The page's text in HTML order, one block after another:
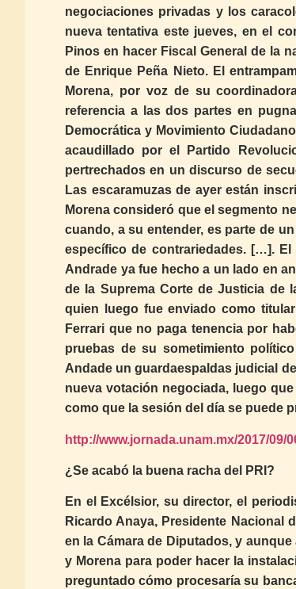
negociaciones privadas y los
nueva tentativa este jueves, en el
Pinos en hacer Fiscal General de la
de Enrique Peña Nieto. El
Morena, por voz de su
referencia a las dos partes en
Democrática y Movimiento
acaudillado por el Partido
pertrechados en un discurso de
Las escaramuzas de ayer están
Morena consideró que el segmento
cuando, a su entender, es parte de
específico de contrariedades. […]. El
Andrade ya fue hecho a un lado en
de la Suprema Corte de Justicia de
quien luego fue enviado como
Ferrari que no paga tenencia por
pruebas de su sometimiento
Andade un guardaespaldas judicial
nueva votación negociada, luego
como que la sesión del día se puede
http://www.jornada.unam.mx/2017/09/
¿Se acabó la buena racha del PRI?
En el Excélsior, su director, el
Ricardo Anaya, Presidente Nacional
en la Cámara de Diputados, y
y Morena para poder hacer la
preguntado cómo procesaría su